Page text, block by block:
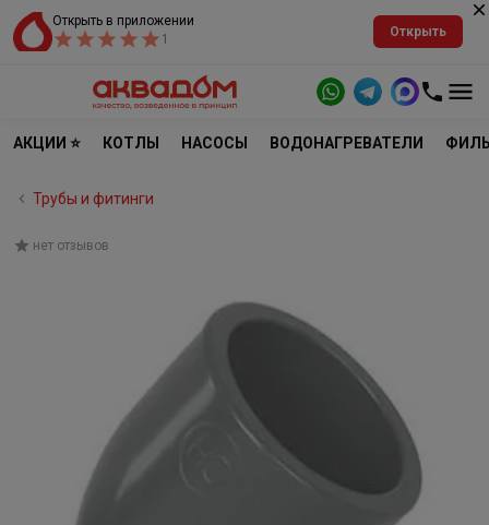
Открыть в приложении
1
Открыть
АКЦИИ ⭐ КОТЛЫ НАСОСЫ ВОДОНАГРЕВАТЕЛИ
Трубы и фитинги
нет отзывов